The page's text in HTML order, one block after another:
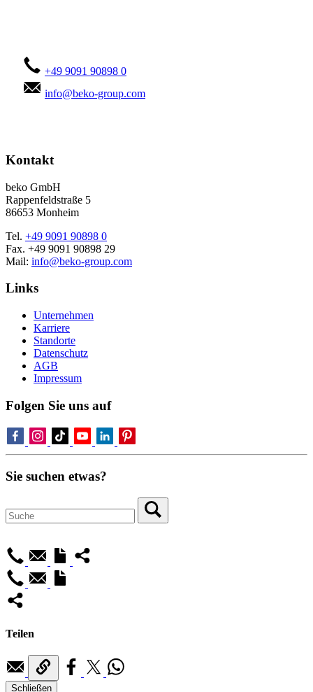
+49 9091 90898 0
info@beko-group.com
Kontakt
beko GmbH
Rappenfeldstraße 5
86653 Monheim
Tel. +49 9091 90898 0
Fax. +49 9091 90898 29
Mail: info@beko-group.com
Links
Unternehmen
Karriere
Standorte
Datenschutz
AGB
Impressum
Folgen Sie uns auf
Sie suchen etwas?
Teilen
Schließen